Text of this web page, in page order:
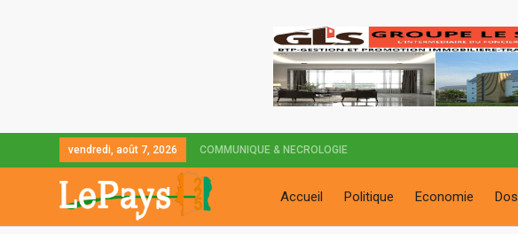
vendredi, août 7, 2026 COMMUNIQUE & NECROLOGIE
Accueil Politique Economie